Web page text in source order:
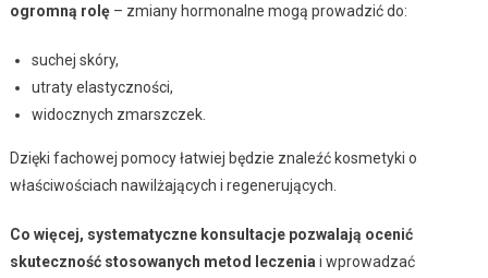
ogromną rolę– zmiany hormonalne mogą prowadzić do:
suchej skóry,
utraty elastyczności,
widocznych zmarszczek.
Dzięki fachowej pomocy łatwiej będzie znaleźć kosmetyki o
właściwościach nawilżających i regenerujących.
Co więcej, systematyczne konsultacje pozwalają ocenić
skuteczność stosowanych metod leczenia i wprowadzać